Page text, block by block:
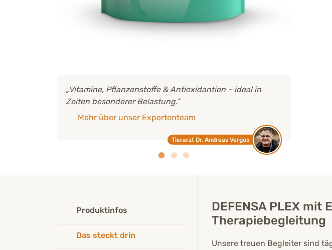
Pflanzenstoffe & Antioxidantien – ideal in
Belastung.“
unser Expertenteam
100 % der Käufer empfehlen
Produktinfos
DEFENSA PLEX
Therapiebegleitung
Unsere treuen Begleiter sind
Das steckt drin